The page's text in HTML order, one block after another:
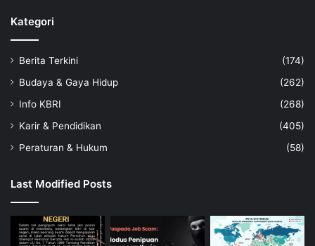
Kategori
Berita Terkini
(174)
Budaya & Gaya Hidup
(262)
Info KBRI
(268)
Karir & Pendidikan
(405)
Peraturan & Hukum
(58)
Last Modified Posts